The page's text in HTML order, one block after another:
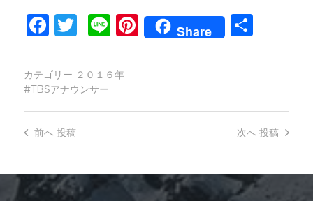
Facebook
Twitter
LinePinterest
Share
共
カテゴリー ２０１６年
TBSアナウンサー
次へ 投稿
前へ投稿